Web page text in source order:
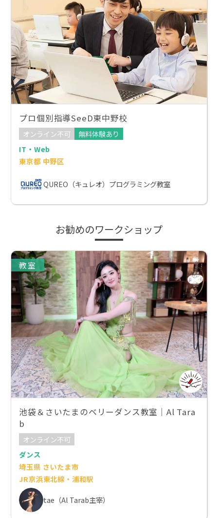
プロ個別指導SeeD東中野校
オンライン不可
無料体験あり
IT・Web
東京都 中野区
QUREO（キュレオ）プログラミング教室
お勧めのワークショップ
教室
池袋＆さいたまのベリーダンス教室｜Al Tara
b
オンライン不可
ダンス
埼玉県 さいたま市
JR京浜東北線・浦和駅
tae（Al Tarab主宰）